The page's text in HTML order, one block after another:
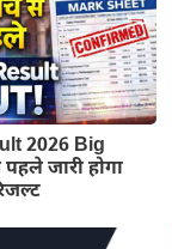
2026 Big
जारी होगा